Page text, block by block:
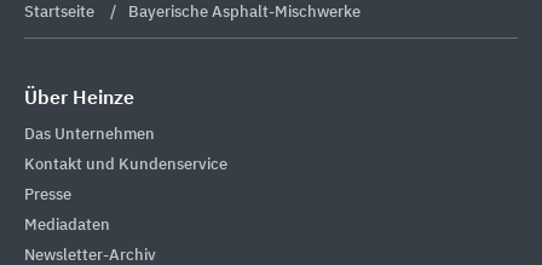
Startseite Bayerische Asphalt-Mischwerke
Über Heinze
Das Unternehmen
Kontakt und Kundenservice
Presse
Mediadaten
Newsletter-Archiv